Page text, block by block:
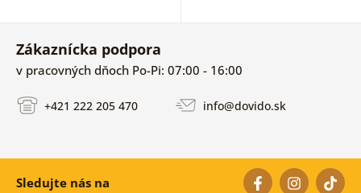
Zákaznícka podpora
v pracovných dňoch Po-Pi: 07:00 - 16:00
+421 222 205 470 info@dovido.sk
Sledujte nás na